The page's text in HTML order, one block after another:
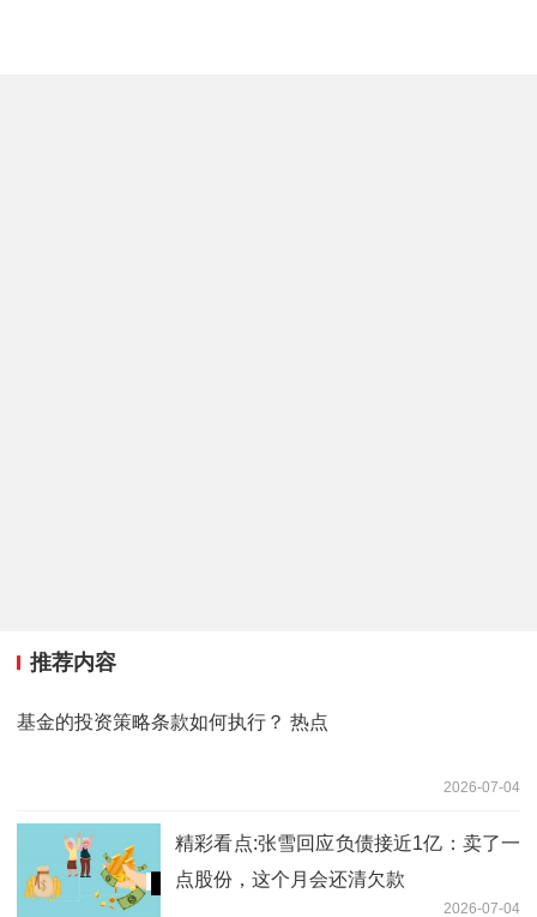
推荐内容
基金的投资策略条款如何执行？ 热点
2026-07-04
精彩看点:张雪回应负债接近1亿：卖了一
点股份，这个月会还清欠款
2026-07-04